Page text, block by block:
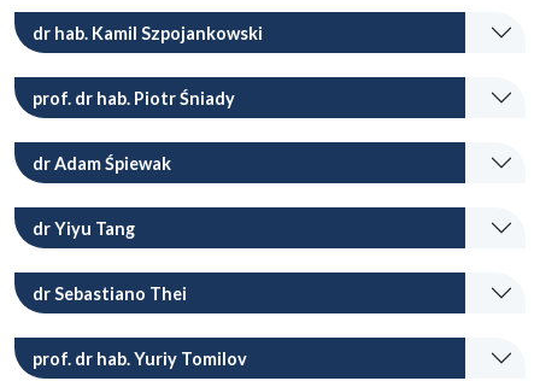
dr hab. Kamil Szpojankowski
prof. dr hab. Piotr Śniady
dr Adam Śpiewak
dr Yiyu Tang
dr Sebastiano Thei
prof. dr hab. Yuriy Tomilov